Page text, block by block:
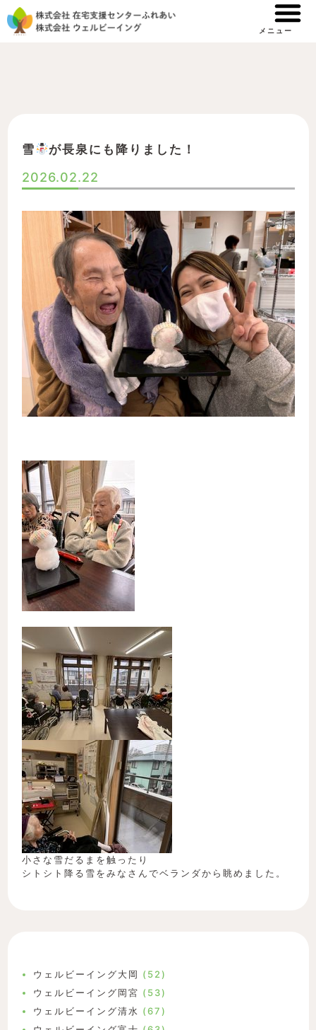
容
メニュー
雪 が長泉にも降りました！
2026.02.22
小さな雪だるまを触ったり
シトシト降る雪をみなさんでベランダから眺めました。
ウェルビーイング大岡 (52)
ウェルビーイング岡宮 (53)
ウェルビーイング清水 (67)